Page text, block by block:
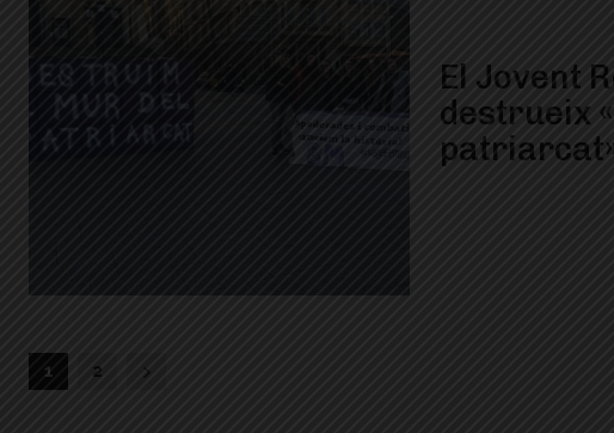
El Jovent
destrueix
1 2